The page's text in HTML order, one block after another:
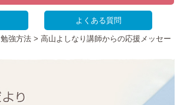
よくある質問
勉強方法 > 高山よしなり講師からの応援メッセー